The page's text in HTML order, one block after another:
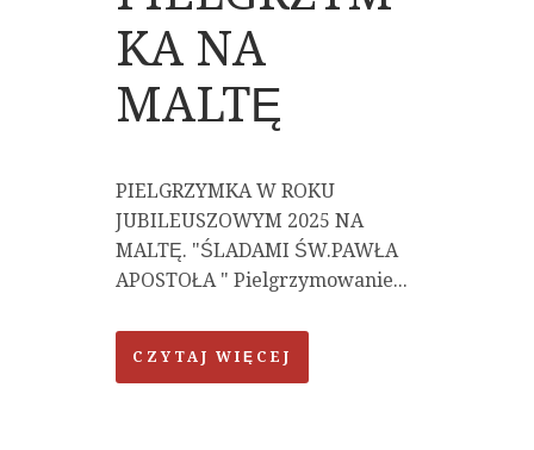
KA NA
MALTĘ
PIELGRZYMKA W ROKU
JUBILEUSZOWYM 2025 NA
MALTĘ. "ŚLADAMI ŚW.PAWŁA
APOSTOŁA " Pielgrzymowanie...
CZYTAJ WIĘCEJ